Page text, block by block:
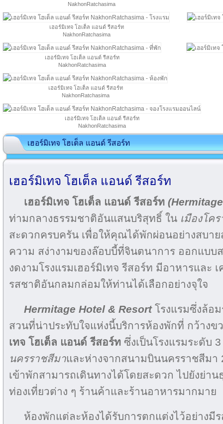
NakhonRatchasima
เฮอร์มิเทจ โฮเต็ล แอนด์ รีสอร์ท
NakhonRatchasima
เฮอร์มิเทจ โฮเต็ล แอนด์ รีสอร์ท
NakhonRatchasima
เฮอร์มิเทจ โฮเต็ล แอนด์ รีสอร์ท
NakhonRatchasima
เฮอร์มิเทจ โฮเต็ล แอนด์ รีสอร์ท
NakhonRatchasima
เฮอร์มิเทจ โฮเต็ล แอนด์ รีสอร์ท
เฮอร์มิเทจ โฮเต็ล แอนด์ รีสอร์ท
เฮอร์มิเทจ โฮเต็ล แอนด์ รีสอร์ท
ท่ามกลางธรรมชาติอันแสนบริสุทธิ์ ใน เมืองโค
สะดวกครบครัน เพื่อให้คุณได้พักผ่อนอย่างสบา
ความ สง่างามของล๊อบบี้ที่จินตนาการ ออกแบบ
งดงามโรงแรมเฮอร์มิเทจ รีสอร์ท มีอาหารและ
รสชาติอันกลมกล่อมให้ท่านได้เลือกอย่างจุใจ
Hermitage Hotel & Resort โรงแรมซึ่งล้อ
สวนที่น่าประทับใจแห่งนี้บริการห้องพักที่ กว้างข
เทจ โฮเต็ล แอนด์ รีสอร์ท ซึ่งเป็นโรงแรมระดับ
นครราชสีมาและห่างจากสนามบินนครราชสีมา
เข้าพักสามารถเดินทางได้โดยสะดวก ไปยังย่า
ท่องเที่ยวต่าง ๆ ร้านค้าและร้านอาหารมากมาย
ห้องพักแต่ละห้องได้รับการตกแต่งไว้อย่างมี